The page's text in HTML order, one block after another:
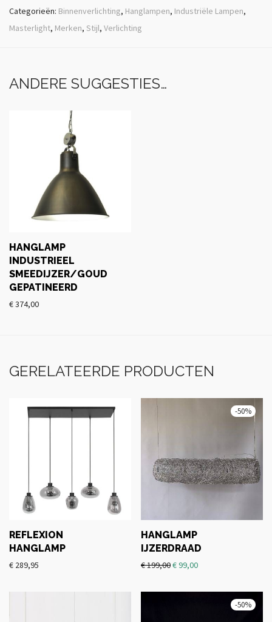
Categorieën: Binnenverlichting, Hanglampen, Industriële Lampen,
Masterlight, Merken, Stijl, Verlichting
ANDERE SUGGESTIES…
HANGLAMP
INDUSTRIEEL
SMEEDIJZER/GOUD
GEPATINEERD
€374,00
GERELATEERDE PRODUCTEN
REFLEXION
HANGLAMP
€ 289,95
-50%
HANGLAMP
IJZERDRAAD
€199,00€99,00
-50%